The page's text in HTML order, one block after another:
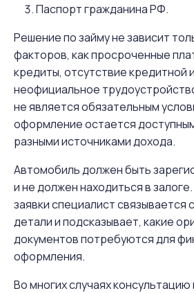
Паспорт гражданина РФ.
Решение по займу не зависит
факторов, как просроченные
кредиты, отсутствие кредитной
неофициальное
не является обязательным
оформление остается
разными источниками дохода.
Автомобиль должен быть
и не должен находиться в
заявки специалист связывается
детали и подсказывает, какие
документов потребуются для
оформления.
Во многих случаях